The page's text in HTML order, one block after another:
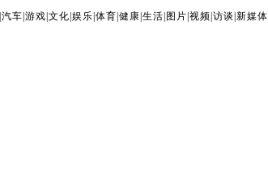
汽车 游戏 文化 娱乐 体育 健康 生活 图片 视频 访谈 新媒体